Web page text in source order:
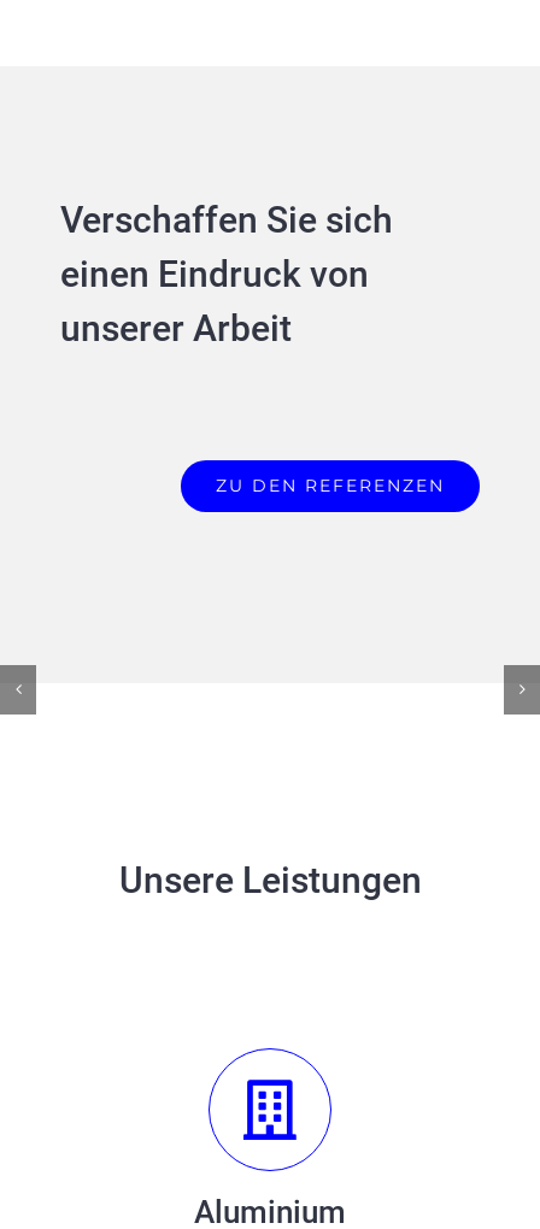
Verschaffen Sie sich
einen Eindruck von
unserer Arbeit
ZU DEN REFERENZEN
Unsere Leistungen
Aluminium